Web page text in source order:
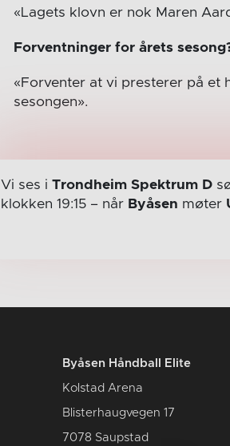
«Lagets klovn er nok Maren
Forventninger for årets
«Forventer at vi presterer på et
sesongen».
Vi ses i Trondheim Spektrum D
klokken 19:15– når Byåsen møter
Byåsen Håndball Elite
Kolstad Arena
Blisterhaugvegen 17
7078 Saupstad